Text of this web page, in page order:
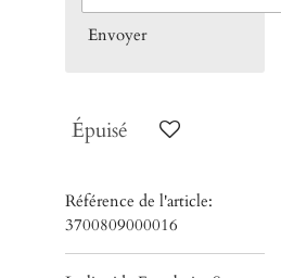
Envoyer
Épuisé
Référence de l'article:
3700809000016